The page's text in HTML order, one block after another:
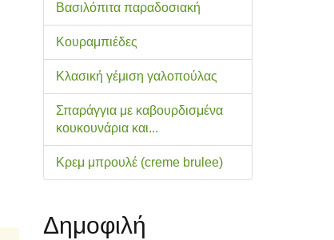
Βασιλόπιτα παραδοσιακή
Κουραμπιέδες
Κλασική γέμιση γαλοπούλας
Σπαράγγια με καβουρδισμένα
κουκουνάρια και...
Κρεμ μπρουλέ (creme brulee)
Δημοφιλή